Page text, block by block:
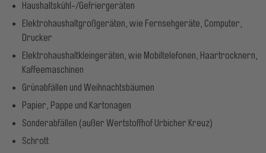
Haushaltskühl-/Gefriergeräten
Elektrohaushaltgroßgeräten, wie Fernsehgeräte, Computer,
Drucker
Elektrohaushaltkleingeräten, wie Mobiltelefonen, Haartrocknern,
Kaffeemaschinen
Grünabfällen und Weihnachtsbäumen
Papier, Pappe und Kartonagen
Sonderabfällen (außer Wertstoffhof Urbicher Kreuz)
Schrott